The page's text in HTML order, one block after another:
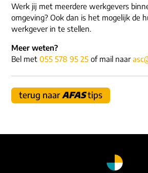
Werk jij met meerdere werkgevers
omgeving? Ook dan is het mogelijk de
werkgever in te stellen.
Meer weten?
Bel met 055 578 95 25 of mail naar
terug naarAFAStips